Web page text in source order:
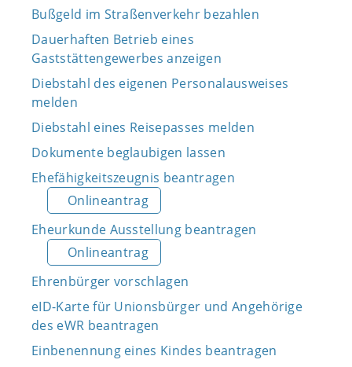
Bußgeld im Straßenverkehr bezahlen
Dauerhaften Betrieb eines
Gaststättengewerbes anzeigen
Diebstahl des eigenen Personalausweises
melden
Diebstahl eines Reisepasses melden
Dokumente beglaubigen lassen
Ehefähigkeitszeugnis beantragen
Onlineantrag
Eheurkunde Ausstellung beantragen
Onlineantrag
Ehrenbürger vorschlagen
eID-Karte für Unionsbürger und Angehörige
des eWR beantragen
Einbenennung eines Kindes beantragen